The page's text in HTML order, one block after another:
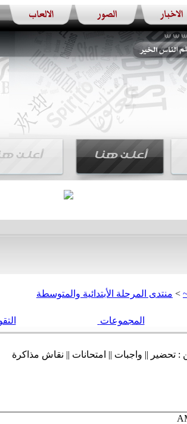
> منتدى المرحلة الأبتدائية والمتوسطة
المجموعات
تحضير || واجبات || امتحانات || نقاش مذاكرة